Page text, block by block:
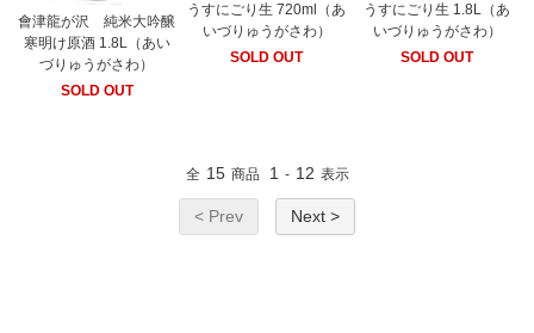
會津龍が沢 純米大吟醸
寒明け原酒 1.8L（あい
づりゅうがさわ）
SOLD OUT
うすにごり生 720ml（あ
いづりゅうがさわ）
SOLD OUT
うすにごり生 1.8L（あ
いづりゅうがさわ）
SOLD OUT
全 15 商品 1 - 12 表示
< Prev Next >